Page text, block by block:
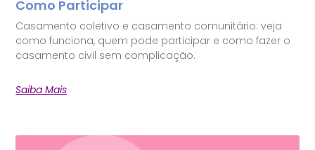
Como Participar
Casamento coletivo e casamento comunitário: veja
como funciona, quem pode participar e como fazer o
casamento civil sem complicação.
Saiba Mais